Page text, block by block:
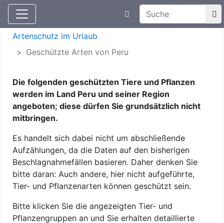
Aktuelle Meldungen
Suchtexteingabe
Artenschutz
Artenschutz im Urlaub
Geschützte Arten von Peru
Die folgenden geschützten Tiere und Pflanzen
werden im Land Peru und seiner Region
angeboten; diese dürfen Sie grundsätzlich nicht
mitbringen.
Es handelt sich dabei nicht um abschließende
Aufzählungen, da die Daten auf den bisherigen
Beschlagnahmefällen basieren. Daher denken Sie
bitte daran: Auch andere, hier nicht aufgeführte,
Tier- und Pflanzenarten können geschützt sein.
Bitte klicken Sie die angezeigten Tier- und
Pflanzengruppen an und Sie erhalten detaillierte